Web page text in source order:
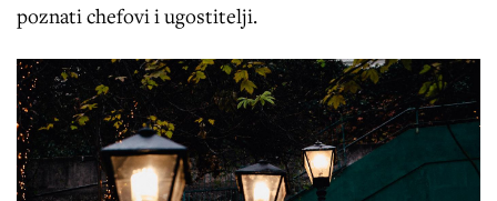
poznati chefovi i ugostitelji.